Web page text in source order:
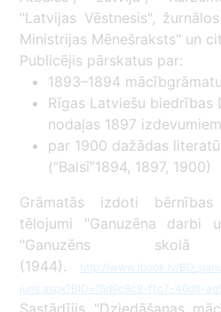
"Latvijas Vēstnesis",
Ministrijas Mēnešraksts" un
Publicējis pārskatus par:
1893–1894
Rīgas Latviešu biedrības
nodaļas 1897
par 1900 dažādas
(“Balsī”1894, 1897, 1900)
Grāmatās izdoti
tēlojumi "Ganuzēna darbi
"Ganuzēns
(1944).
http://www.ibook.lv/
juris.aspx?BID=f6d9c8c8-f1c7-46d8-